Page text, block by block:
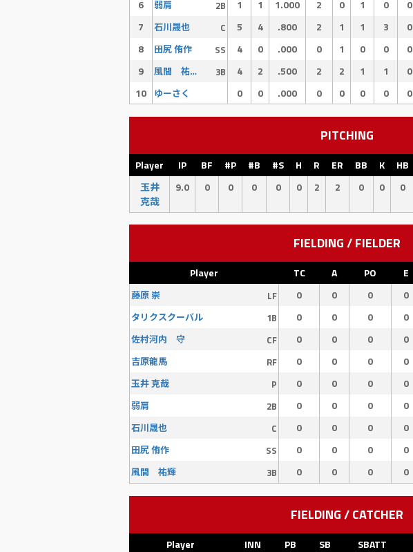
6
弱肩 2B 1 1 1.000 2 0 1 0 0
7
石川晟也 C 5 4 .800 2 1 1 3 0
8
田尻 侑作 SS 4 0 .000 0 1 0 0 0
9
風間 祐輝 3B 4 2 .500 2 2 1 1 0
10 ゆーさく 0 0 .000 0 0 0 0 0
PITCHING
Player IP BF #P #B #S H R ER BB K HB
玉井
克哉
9.0 0 0 0 0 0 2 2 0 0 0
FIELDING / FIELDER
Player TC A PO E
藤原 崇 LF 0 0 0 0
タリクスクーバル 1B 0 0 0 0
佐村河内 守 CF 0 0 0 0
吉原龍馬 RF 0 0 0 0
玉井 克哉 P 0 0 0 0
弱肩 2B 0 0 0 0
石川晟也 C 0 0 0 0
田尻 侑作 SS 0 0 0 0
風間 祐輝 3B 0 0 0 0
FIELDING / CATCHER
Player INN PB SB SBATT